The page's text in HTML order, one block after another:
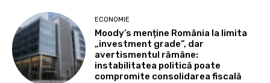
ECONOMIE
Moody’s menține România la limita
„investment grade”, dar
avertismentul rămâne:
instabilitatea politică poate
compromite consolidarea fiscală